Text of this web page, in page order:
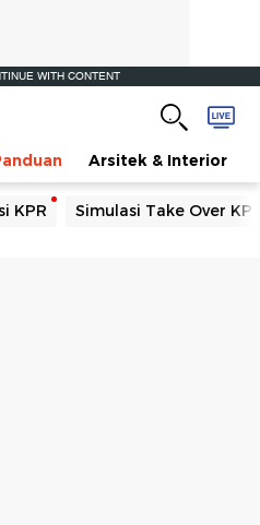
WITH CONTENT
Arsitek & Interior
KPR Simulasi Take Over